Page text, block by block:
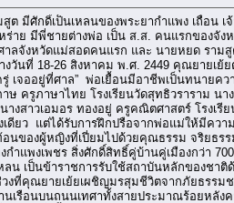
ต มีศักดิ์เป็นเหลนของพระยากำแพง เถื่อน
าย มีพี่ชายต่างพ่อ เป็น ส.ส. คนแรกของจั
ลจังหวัดแม่สอดคนแรก และ นายหยด ราม
งวันที่ 18-26 สิงหาคม พ.ศ. 2449 คุณยายเ
รู่ เจออยู่ที่ศาล” พ่อเยื้อนมีอาชีพเป็นทนาย
ษ ครูภาษาไทย โรงเรียนวัดสุทธิวราราม น
งสาวเอมอร ทองอยู่ ครูคณิตศาสตร์ โรงเ
เดียว แต่ได้รับการฝึกปรือจากพ่อแม่ให้มีคว
อนของผู้หญิงที่เปี่ยมไปด้วยคุณธรรม จริยธ
งกำแพงเพชร สิ่งศักดิ์สิทธิ์คู่บ้านคู่เมืองกว่า
ลน เป็นข้าราชการรับใช้สถาบันหลักของช
งที่คุณยายเย้ยเผชิญมรสุมชีวิตจากภัยธรร
นเรือนบนถนนเทศาทั้งสายประมาณร้อยหลั